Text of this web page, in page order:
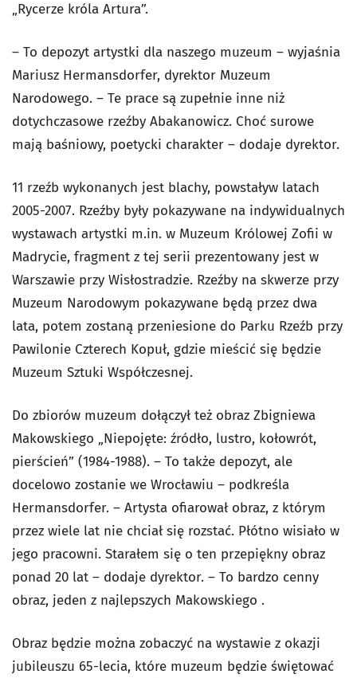
„Rycerze króla Artura”.
– To depozyt artystki dla naszego muzeum – wyjaśnia
Mariusz Hermansdorfer, dyrektor Muzeum
Narodowego. – Te prace są zupełnie inne niż
dotychczasowe rzeźby Abakanowicz. Choć surowe
mają baśniowy, poetycki charakter – dodaje dyrektor.
11 rzeźb wykonanych jest blachy, powstaływ latach
2005-2007. Rzeźby były pokazywane na indywidualnych
wystawach artystki m.in. w Muzeum Królowej Zofii w
Madrycie, fragment z tej serii prezentowany jest w
Warszawie przy Wisłostradzie. Rzeźby na skwerze przy
Muzeum Narodowym pokazywane będą przez dwa
lata, potem zostaną przeniesione do Parku Rzeźb przy
Pawilonie Czterech Kopuł, gdzie mieścić się będzie
Muzeum Sztuki Współczesnej.
Do zbiorów muzeum dołączył też obraz Zbigniewa
Makowskiego „Niepojęte: źródło, lustro, kołowrót,
pierścień” (1984-1988). – To także depozyt, ale
docelowo zostanie we Wrocławiu – podkreśla
Hermansdorfer. – Artysta ofiarował obraz, z którym
przez wiele lat nie chciał się rozstać. Płótno wisiało w
jego pracowni. Starałem się o ten przepiękny obraz
ponad 20 lat – dodaje dyrektor. – To bardzo cenny
obraz, jeden z najlepszych Makowskiego .
Obraz będzie można zobaczyć na wystawie z okazji
jubileuszu 65-lecia, które muzeum będzie świętować